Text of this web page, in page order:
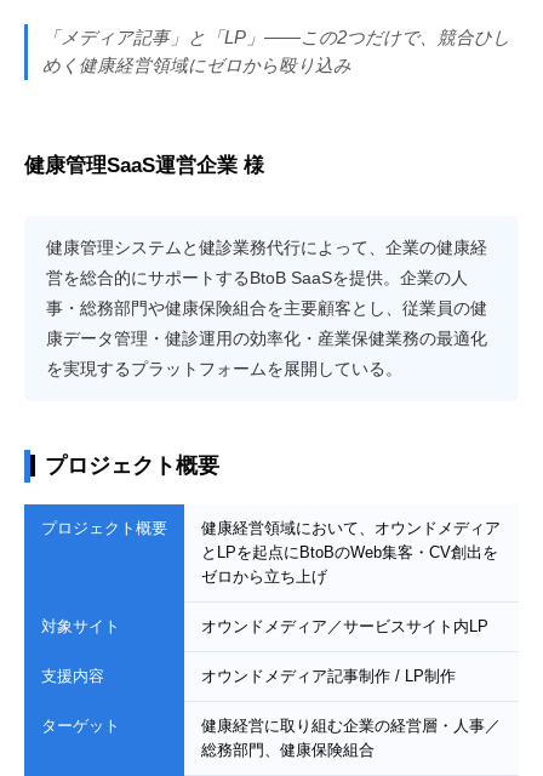
「メディア記事」と「LP」——この2つだけで、競合ひし
めく健康経営領域にゼロから殴り込み
健康管理SaaS運営企業 様
健康管理システムと健診業務代行によって、企業の健康経
営を総合的にサポートするBtoB SaaSを提供。企業の人
事・総務部門や健康保険組合を主要顧客とし、従業員の健
康データ管理・健診運用の効率化・産業保健業務の最適化
を実現するプラットフォームを展開している。
プロジェクト概要
プロジェクト概要
健康経営領域において、オウンドメディア
とLPを起点にBtoBのWeb集客・CV創出を
ゼロから立ち上げ
対象サイト オウンドメディア／サービスサイト内LP
支援内容 オウンドメディア記事制作 / LP制作
ターゲット
健康経営に取り組む企業の経営層・人事／
総務部門、健康保険組合